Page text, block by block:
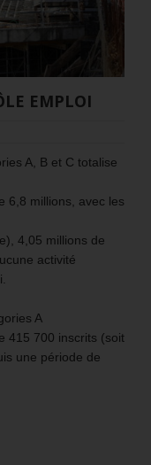
EMPLOI
A, B et C totalise
6,8 millions, avec les
4,05 millions de
activité
A
415 700 inscrits (soit
une période de